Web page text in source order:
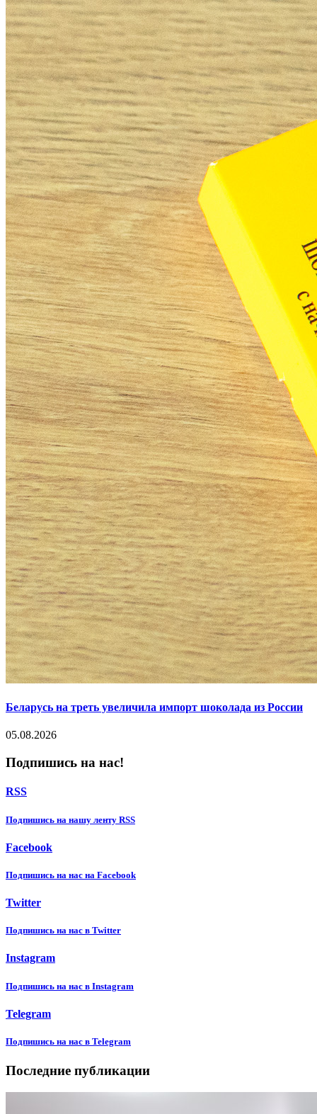
Беларусь на треть увеличила импорт шоколада из России
05.08.2026
Подпишись на нас!
RSS
Подпишиcь на нашу ленту RSS
Facebook
Подпишиcь на нас на Facebook
Twitter
Подпишиcь на нас в Twitter
Instagram
Подпишиcь на нас в Instagram
Telegram
Подпишиcь на нас в Telegram
Последние публикации